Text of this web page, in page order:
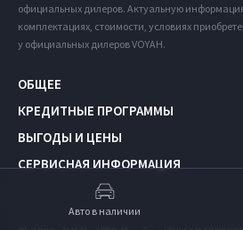
официальных дилеров. Актуальную
комплектациях, стоимости, условиях
у официальных дилеров VOYAH.
ОБЩЕЕ
КРЕДИТНЫЕ ПРОГРАММЫ
ВЫГОДЫ И ЦЕНЫ
СЕРВИСНАЯ ИНФОРМАЦИЯ
Авто в наличии